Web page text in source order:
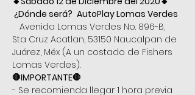
¿Dónde será? AutoPlay Lomas Verdes
Avenida Lomas Verdes No. 896-B,
Sta Cruz Acatlan, 53150 Naucalpan de
Juárez, Méx (A un costado de Fishers
Lomas Verdes).
🛑IMPORTANTE🛑
- Se recomienda llegar 1 hora previa